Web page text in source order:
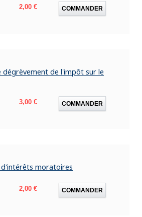
Prix
2,00 € COMMANDER
dégrèvement de l'impôt sur le
Prix
3,00 € COMMANDER
d'intérêts moratoires
Prix
2,00 € COMMANDER